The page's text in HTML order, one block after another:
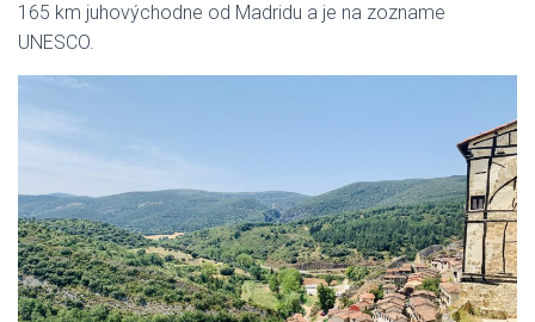
165 km juhovýchodne od Madridu a je na zozname
UNESCO.